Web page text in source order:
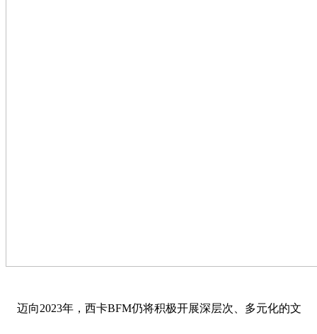
迈向2023年，西卡BFM仍将积极开展深层次、多元化的文